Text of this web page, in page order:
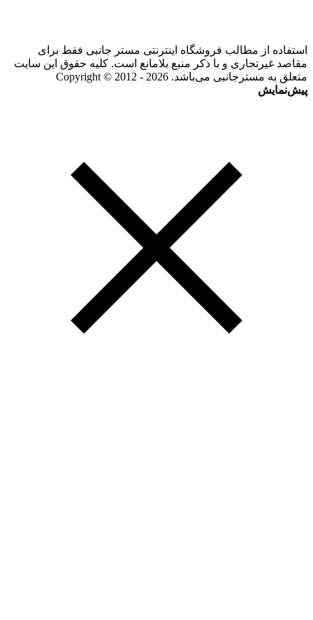
استفاده از مطالب فروشگاه اینترنتی مستر جانبی فقط برای
مقاصد غیرتجاری و با ذکر منبع بلامانع است. کلیه حقوق این سایت
متعلق به مسترجانبی می‌باشد. Copyright © 2012 - 2026
پیش‌نمایش